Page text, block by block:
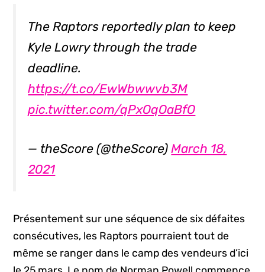
The Raptors reportedly plan to keep
Kyle Lowry through the trade
deadline.
https://t.co/EwWbwwvb3M
pic.twitter.com/qPxOqOaBfO
— theScore (@theScore)March 18,
2021
Présentement sur une séquence de six défaites
consécutives, les Raptors pourraient tout de
même se ranger dans le camp des vendeurs d’ici